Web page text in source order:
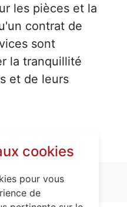
les pièces et la
contrat de
sont
la tranquillité
et de leurs
Rogéville (54380)
cookies
pour vous
de